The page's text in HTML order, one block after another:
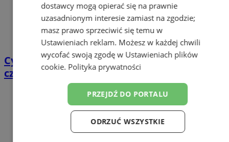
Cyfrowy przegląd przedtrasowy: co mówią
czujniki TPMS i diagnostyka pokładowa?
dostawcy mogą opierać się na prawnie
uzasadnionym interesie zamiast na zgodzie;
masz prawo sprzeciwić się temu w
Ustawieniach reklam. Możesz w każdej chwili
wycofać swoją zgodę w Ustawieniach plików
cookie. Polityka prywatności
PRZEJDŹ DO PORTALU
ODRZUĆ WSZYSTKIE